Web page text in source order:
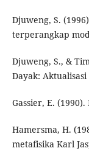
Djuweng, S.
terperangkap
Djuweng, S., &
Dayak:
Gassier, E.
Hamersma, H.
metafisika Karl